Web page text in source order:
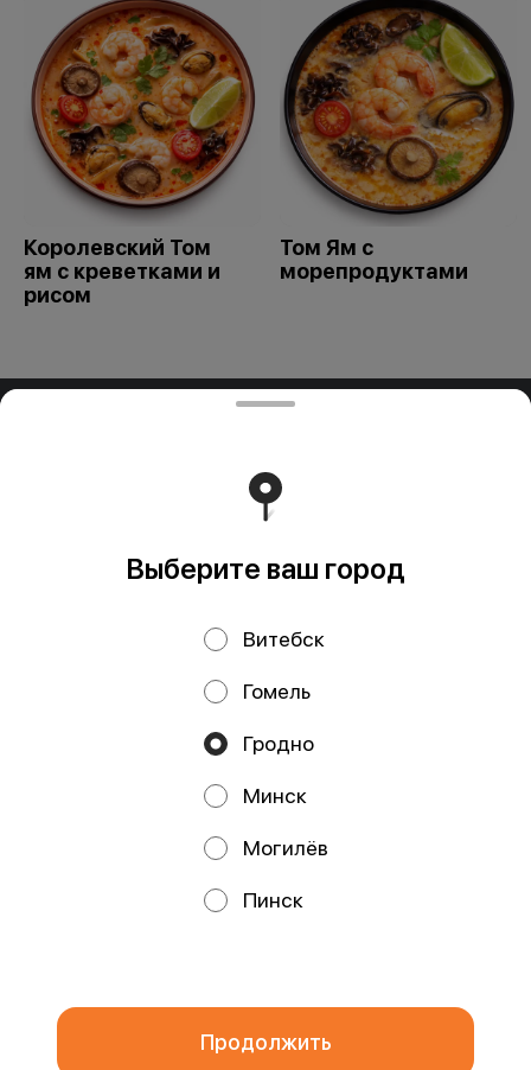
аналитических сервисов согласно нашейполитике
конфиденциальности
Королевский Том
ям с креветками и
рисом
Том Ям с
морепродуктами
ООО "ПАДТАЙ-ГРУПП"
Свидетельство выдано Минским горисполкомом
03.12.2020 г. Интернет-магазин зарегистрирован в
Торговом реестре Республики Беларусь 18.01.2021г.
Публичная оферта
Выберите ваш город
Витебск
Гомель
Гродно
Минск
Могилёв
Пинск